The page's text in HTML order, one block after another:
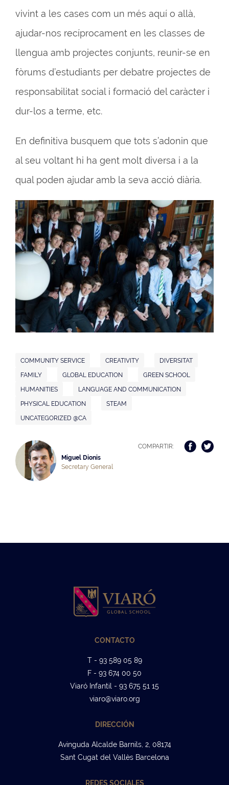
vivint a les cases com un més aquí o allà,
ajudar-nos recíprocament en les classes de
llengua amb projectes conjunts, reunir-se en
fòrums d’estudiants per debatre projectes de
responsabilitat social i formació del caràcter i
dur-los a terme, etc.
En definitiva busquem que tots s’adonin que
al seu voltant hi ha gent molt diversa i a la
qual poden ajudar amb la seva acció diària.
COMMUNITY SERVICE CREATIVITY
DIVERSITAT
FAMILY
GLOBAL EDUCATION
GREEN SCHOOL
HUMANITIES
LANGUAGE AND COMMUNICATION
PHYSICAL EDUCATION
STEAM
UNCATEGORIZED @CA
Miguel Dionis
Secretary General
COMPARTIR:
CONTACTO
T - 93 589 05 89
F - 93 674 00 50
Viaró Infantil - 93 675 51 15
viaro@viaro.org
DIRECCIÓN
Avinguda Alcalde Barnils, 2, 08174
Sant Cugat del Vallès Barcelona
REDES SOCIALES